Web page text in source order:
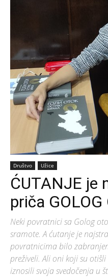
Društvo Užice
ĆUTANJE je
priča GOLOG
Neki povratnici sa Golog
sramote. A ćutanje je
povratnicima bilo
preživeli. Ali oni koji su
iznosili svoja svedočenja u